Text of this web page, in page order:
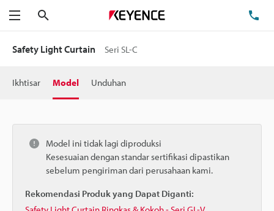
Menu
Safety Light Curtain Seri SL-C
Ikhtisar Model Unduhan
Model ini tidak lagi diproduksi
Kesesuaian dengan standar sertifikasi dipastikan
sebelum pengiriman dari perusahaan kami.
Rekomendasi Produk yang Dapat Diganti: